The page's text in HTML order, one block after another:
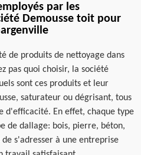
par les
Demousse toit pour
de produits de nettoyage dans
pas quoi choisir, la société
sont ces produits et leur
saturateur ou dégrisant, tous
d'efficacité. En effet, chaque type
de dallage: bois, pierre, béton,
s'adresser à une entreprise